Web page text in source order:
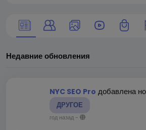
Недавние обновления
NYC SEO Pro добавлена
ДРУГОЕ
год назад -